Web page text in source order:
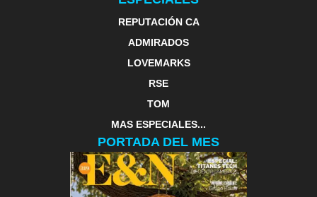
REPUTACIÓN CA
ADMIRADOS
LOVEMARKS
RSE
TOM
MAS ESPECIALES...
PORTADA DEL MES